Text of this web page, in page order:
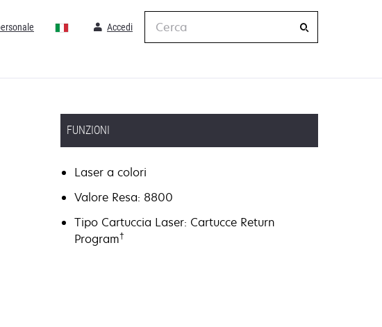
Accedi
FUNZIONI
Laser a colori
Valore Resa: 8800
Tipo Cartuccia Laser: Cartucce Return
Program†